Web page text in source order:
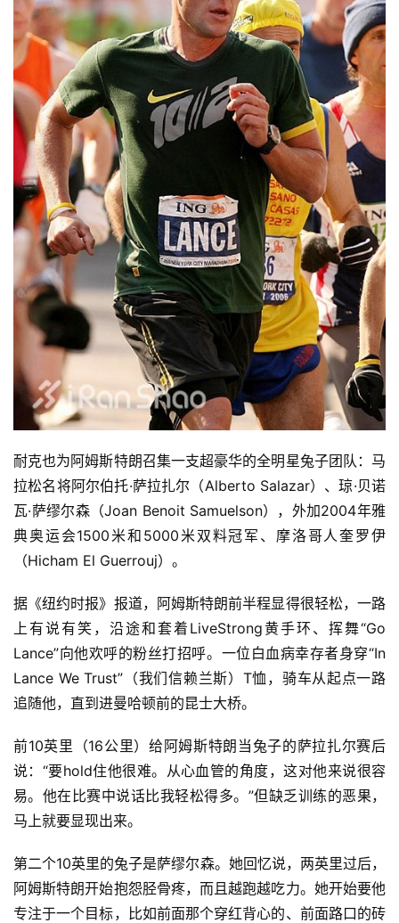
比
赛
观
察
装
备
练
视
频
用
户
精
选
运
集
耐克也为阿姆斯特朗召集一支超豪华的全明星兔子团队：马
拉松名将阿尔伯托·萨拉扎尔（Alberto Salazar）、琼·贝诺
瓦·萨缪尔森（Joan Benoit Samuelson），外加2004年雅
典奥运会1500米和5000米双料冠军、摩洛哥人奎罗伊
（Hicham El Guerrouj）。
据《纽约时报》报道，阿姆斯特朗前半程显得很轻松，一路
上有说有笑，沿途和套着LiveStrong黄手环、挥舞“Go
Lance”向他欢呼的粉丝打招呼。一位白血病幸存者身穿“In
Lance We Trust”（我们信赖兰斯）T恤，骑车从起点一路
追随他，直到进曼哈顿前的昆士大桥。
前10英里（16公里）给阿姆斯特朗当兔子的萨拉扎尔赛后
说：“要hold住他很难。从心血管的角度，这对他来说很容
易。他在比赛中说话比我轻松得多。”但缺乏训练的恶果，
马上就要显现出来。
第二个10英里的兔子是萨缪尔森。她回忆说，两英里过后，
阿姆斯特朗开始抱怨胫骨疼，而且越跑越吃力。她开始要他
专注于一个目标，比如前面那个穿红背心的、前面路口的砖